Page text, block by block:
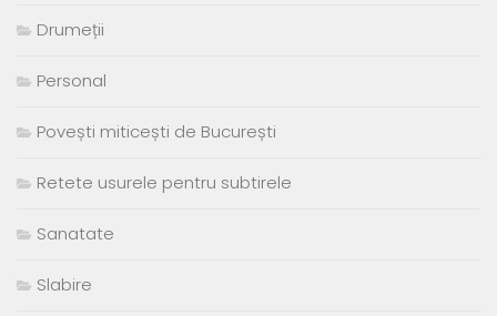
Drumeții
Personal
Povești miticești de București
Retete usurele pentru subtirele
Sanatate
Slabire